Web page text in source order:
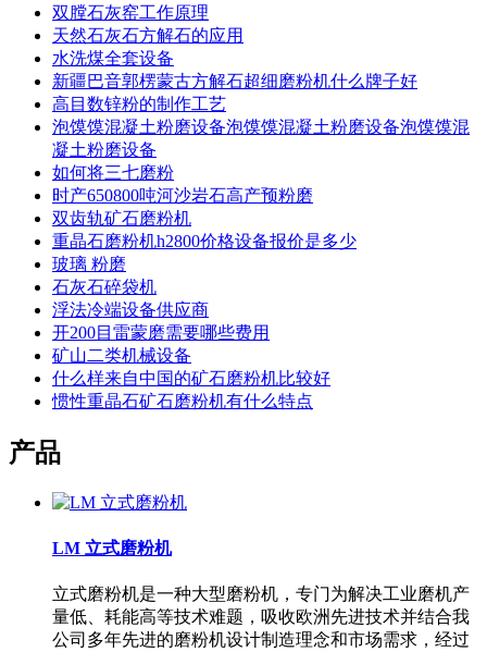
双膛石灰窑工作原理
天然石灰石方解石的应用
水洗煤全套设备
新疆巴音郭楞蒙古方解石超细磨粉机什么牌子好
高目数锌粉的制作工艺
泡馍馍混凝土粉磨设备泡馍馍混凝土粉磨设备泡馍馍混
凝土粉磨设备
如何将三七磨粉
时产650800吨河沙岩石高产预粉磨
双齿轨矿石磨粉机
重晶石磨粉机h2800价格设备报价是多少
玻璃 粉磨
石灰石碎袋机
浮法冷端设备供应商
开200目雷蒙磨需要哪些费用
矿山二类机械设备
什么样来自中国的矿石磨粉机比较好
惯性重晶石矿石磨粉机有什么特点
产品
LM 立式磨粉机
立式磨粉机是一种大型磨粉机，专门为解决工业磨机产
量低、耗能高等技术难题，吸收欧洲先进技术并结合我
公司多年先进的磨粉机设计制造理念和市场需求，经过